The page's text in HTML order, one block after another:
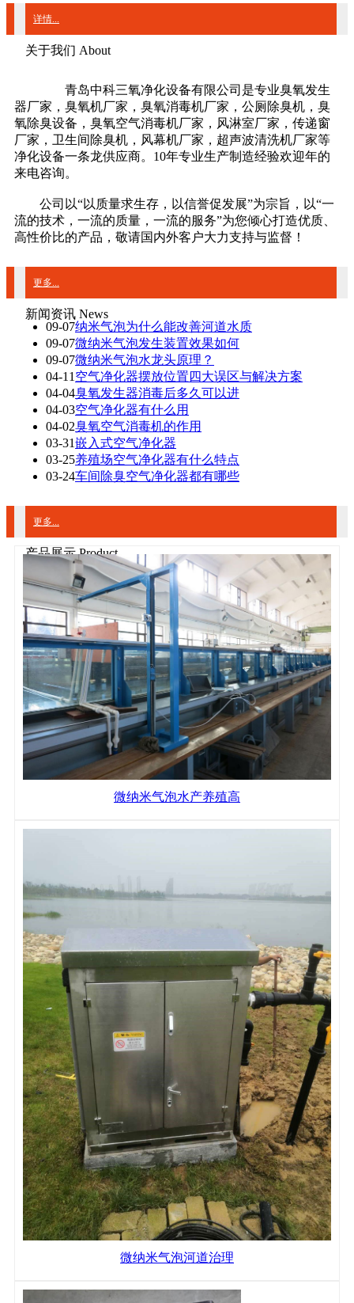
详情...
关于我们 About
青岛中科三氧净化设备有限公司是专业臭氧发生
器厂家，臭氧机厂家，臭氧消毒机厂家，公厕除臭机，臭
氧除臭设备，臭氧空气消毒机厂家，风淋室厂家，传递窗
厂家，卫生间除臭机，风幕机厂家，超声波清洗机厂家等
净化设备一条龙供应商。10年专业生产制造经验欢迎年的
来电咨询。
公司以“以质量求生存，以信誉促发展”为宗旨，以“一
流的技术，一流的质量，一流的服务”为您倾心打造优质、
高性价比的产品，敬请国内外客户大力支持与监督！
更多...
新闻资讯 News
09-07纳米气泡为什么能改善河道水质
09-07微纳米气泡发生装置效果如何
09-07微纳米气泡水龙头原理？
04-11 空气净化器摆放位置四大误区与解决方案
04-04臭氧发生器消毒后多久可以进
04-03空气净化器有什么用
04-02臭氧空气消毒机的作用
03-31嵌入式空气净化器
03-25养殖场空气净化器有什么特点
03-24车间除臭空气净化器都有哪些
更多...
产品展示 Product
微纳米气泡水产养殖高
微纳米气泡河道治理